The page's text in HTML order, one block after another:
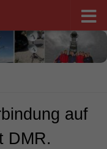
auf
DMR.